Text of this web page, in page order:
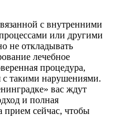
с внутренними
или другими
не откладывать
лечебное
процедура,
с такими нарушениями.
вас ждут
и полная
прием сейчас, чтобы